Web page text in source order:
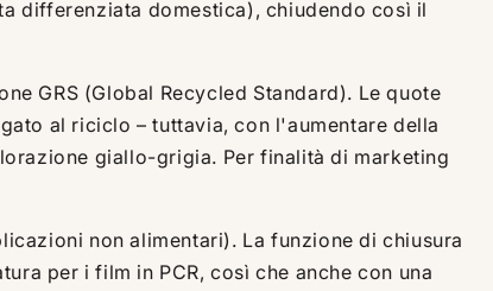
differenziata domestica), chiudendo così il
GRS (Global Recycled Standard). Le quote
al riciclo – tuttavia, con l'aumentare della
giallo-grigia. Per finalità di marketing
non alimentari). La funzione di chiusura
per i film in PCR, così che anche con una